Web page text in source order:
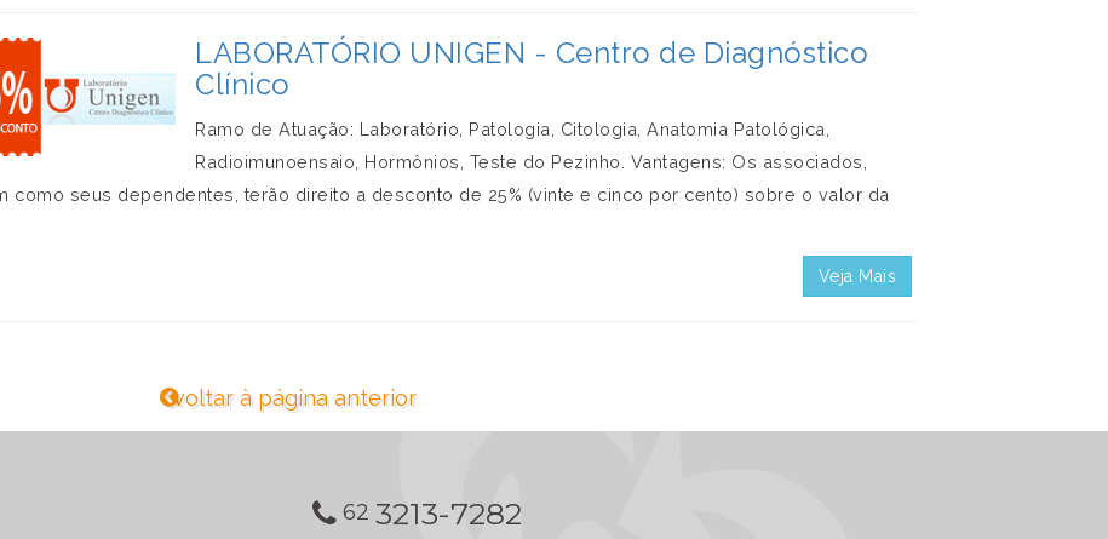
LABORATÓRIO UNIGEN - Centro de Diagnóstico
Clínico
Ramo de Atuação: Laboratório, Patologia, Citologia, Anatomia Patológica,
Radioimunoensaio, Hormônios, Teste do Pezinho. Vantagens: Os associados,
como seus dependentes, terão direito a desconto de 25% (vinte e cinco por cento) sobre o valor da
Veja Mais
voltar à página anterior
62 3213-7282